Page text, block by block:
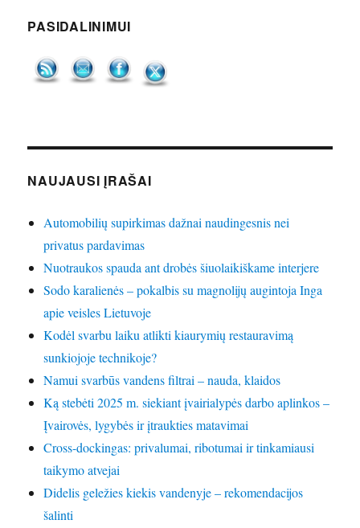
PASIDALINIMUI
NAUJAUSI ĮRAŠAI
Automobilių supirkimas dažnai naudingesnis nei
privatus pardavimas
Nuotraukos spauda ant drobės šiuolaikiškame interjere
Sodo karalienės – pokalbis su magnolijų augintoja Inga
apie veisles Lietuvoje
Kodėl svarbu laiku atlikti kiaurymių restauravimą
sunkiojoje technikoje?
Namui svarbūs vandens filtrai – nauda, klaidos
Ką stebėti 2025 m. siekiant įvairialypės darbo aplinkos –
Įvairovės, lygybės ir įtraukties matavimai
Cross-dockingas: privalumai, ribotumai ir tinkamiausi
taikymo atvejai
Didelis geležies kiekis vandenyje – rekomendacijos
šalinti